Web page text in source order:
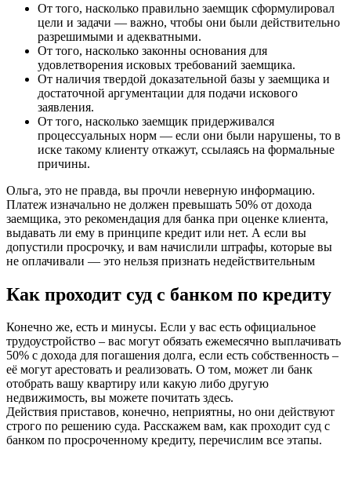
От того, насколько правильно заемщик сформулировал
цели и задачи — важно, чтобы они были действительно
разрешимыми и адекватными.
От того, насколько законны основания для
удовлетворения исковых требований заемщика.
От наличия твердой доказательной базы у заемщика и
достаточной аргументации для подачи искового
заявления.
От того, насколько заемщик придерживался
процессуальных норм — если они были нарушены, то в
иске такому клиенту откажут, ссылаясь на формальные
причины.
Ольга, это не правда, вы прочли неверную информацию.
Платеж изначально не должен превышать 50% от дохода
заемщика, это рекомендация для банка при оценке клиента,
выдавать ли ему в принципе кредит или нет. А если вы
допустили просрочку, и вам начислили штрафы, которые вы
не оплачивали — это нельзя признать недействительным
Как проходит суд с банком по кредиту
Конечно же, есть и минусы. Если у вас есть официальное
трудоустройство – вас могут обязать ежемесячно выплачивать
50% с дохода для погашения долга, если есть собственность –
её могут арестовать и реализовать. О том, может ли банк
отобрать вашу квартиру или какую либо другую
недвижимость, вы можете почитать здесь.
Действия приставов, конечно, неприятны, но они действуют
строго по решению суда. Расскажем вам, как проходит суд с
банком по просроченному кредиту, перечислим все этапы.